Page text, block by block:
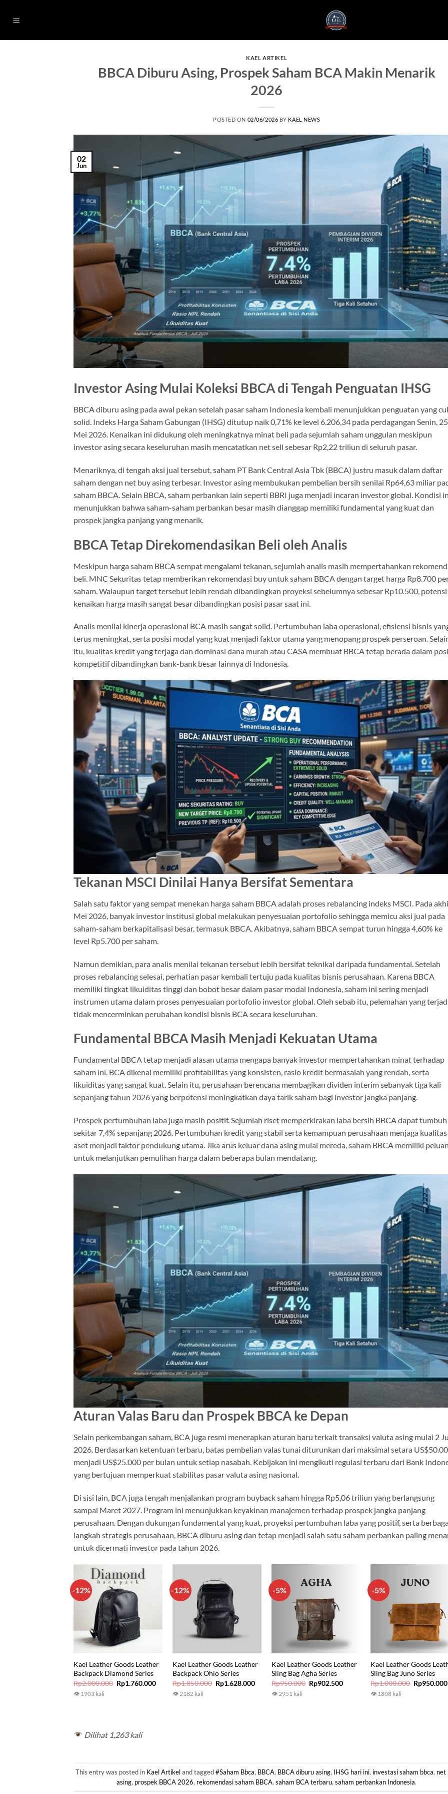
KAEL ARTIKEL
BBCA Diburu Asing, Prospek Saham BCA Makin Menarik
2026
POSTED ON 02/06/2026 BY KAEL NEWS
02
Jun
Investor Asing Mulai Koleksi BBCA di Tengah Penguatan IHSG
BBCA diburu asing pada awal pekan setelah pasar saham Indonesia kembali menunjukkan penguatan yang
solid. Indeks Harga Saham Gabungan (IHSG) ditutup naik 0,71% ke level 6.206,34 pada perdagangan Senin, 25
Mei 2026. Kenaikan ini didukung oleh meningkatnya minat beli pada sejumlah saham unggulan meskipun
investor asing secara keseluruhan masih mencatatkan net sell sebesar Rp2,22 triliun di seluruh pasar.
Menariknya, di tengah aksi jual tersebut, saham PT Bank Central Asia Tbk (BBCA) justru masuk dalam daftar
saham dengan net buy asing terbesar. Investor asing membukukan pembelian bersih senilai Rp64,63 miliar
saham BBCA. Selain BBCA, saham perbankan lain seperti BBRI juga menjadi incaran investor global. Kondisi
menunjukkan bahwa saham-saham perbankan besar masih dianggap memiliki fundamental yang kuat dan
prospek jangka panjang yang menarik.
BBCA Tetap Direkomendasikan Beli oleh Analis
Meskipun harga saham BBCA sempat mengalami tekanan, sejumlah analis masih mempertahankan
beli. MNC Sekuritas tetap memberikan rekomendasi buy untuk saham BBCA dengan target harga Rp8.700
saham. Walaupun target tersebut lebih rendah dibandingkan proyeksi sebelumnya sebesar Rp10.500, potensi
kenaikan harga masih sangat besar dibandingkan posisi pasar saat ini.
Analis menilai kinerja operasional BCA masih sangat solid. Pertumbuhan laba operasional, efisiensi bisnis
terus meningkat, serta posisi modal yang kuat menjadi faktor utama yang menopang prospek perseroan.
itu, kualitas kredit yang terjaga dan dominasi dana murah atau CASA membuat BBCA tetap berada dalam
kompetitif dibandingkan bank-bank besar lainnya di Indonesia.
Tekanan MSCI Dinilai Hanya Bersifat Sementara
Salah satu faktor yang sempat menekan harga saham BBCA adalah proses rebalancing indeks MSCI. Pada
Mei 2026, banyak investor institusi global melakukan penyesuaian portofolio sehingga memicu aksi jual pada
saham-saham berkapitalisasi besar, termasuk BBCA. Akibatnya, saham BBCA sempat turun hingga 4,60% ke
level Rp5.700 per saham.
Namun demikian, para analis menilai tekanan tersebut lebih bersifat teknikal daripada fundamental. Setelah
proses rebalancing selesai, perhatian pasar kembali tertuju pada kualitas bisnis perusahaan. Karena BBCA
memiliki tingkat likuiditas tinggi dan bobot besar dalam pasar modal Indonesia, saham ini sering menjadi
instrumen utama dalam proses penyesuaian portofolio investor global. Oleh sebab itu, pelemahan yang
tidak mencerminkan perubahan kondisi bisnis BCA secara keseluruhan.
Fundamental BBCA Masih Menjadi Kekuatan Utama
Fundamental BBCA tetap menjadi alasan utama mengapa banyak investor mempertahankan minat terhadap
saham ini. BCA dikenal memiliki profitabilitas yang konsisten, rasio kredit bermasalah yang rendah, serta
likuiditas yang sangat kuat. Selain itu, perusahaan berencana membagikan dividen interim sebanyak tiga kali
sepanjang tahun 2026 yang berpotensi meningkatkan daya tarik saham bagi investor jangka panjang.
Prospek pertumbuhan laba juga masih positif. Sejumlah riset memperkirakan laba bersih BBCA dapat tumbuh
sekitar 7,4% sepanjang 2026. Pertumbuhan kredit yang stabil serta kemampuan perusahaan menjaga kualitas
aset menjadi faktor pendukung utama. Jika arus keluar dana asing mulai mereda, saham BBCA memiliki
untuk melanjutkan pemulihan harga dalam beberapa bulan mendatang.
Aturan Valas Baru dan Prospek BBCA ke Depan
Selain perkembangan saham, BCA juga resmi menerapkan aturan baru terkait transaksi valuta asing mulai 2
2026. Berdasarkan ketentuan terbaru, batas pembelian valas tunai diturunkan dari maksimal setara
menjadi US$25.000 per bulan untuk setiap nasabah. Kebijakan ini mengikuti regulasi terbaru dari Bank
yang bertujuan memperkuat stabilitas pasar valuta asing nasional.
Di sisi lain, BCA juga tengah menjalankan program buyback saham hingga Rp5,06 triliun yang berlangsung
sampai Maret 2027. Program ini menunjukkan keyakinan manajemen terhadap prospek jangka panjang
perusahaan. Dengan dukungan fundamental yang kuat, proyeksi pertumbuhan laba yang positif, serta
langkah strategis perusahaan, BBCA diburu asing dan tetap menjadi salah satu saham perbankan paling
untuk dicermati investor pada tahun 2026.
-12%
Kael Leather Goods Leather
Backpack Diamond Series
Rp2.000.000 Original
price
Rp1.760.000Current
👁 1903 kali
-12%
Kael Leather Goods Leather
Backpack Ohio Series
Rp1.850.000 Original
price
Rp1.628.000Current
👁 2182 kali
-5%
Kael Leather Goods Leather
Sling Bag Agha Series
Rp950.000 Original
price
Rp902.500Current
👁 2951 kali
-5%
Kael Leather Goods
Sling Bag Juno Series
Rp1.000.000 Original
price
Rp950.000
👁 1808 kali
Dilihat 1,263 kali
This entry was posted in Kael Artikeland tagged#Saham Bbca, BBCA, BBCA diburu asing, IHSG hari ini, investasi saham bbca, net
asing, prospek BBCA 2026, rekomendasi saham BBCA,saham BCA terbaru,saham perbankan Indonesia.